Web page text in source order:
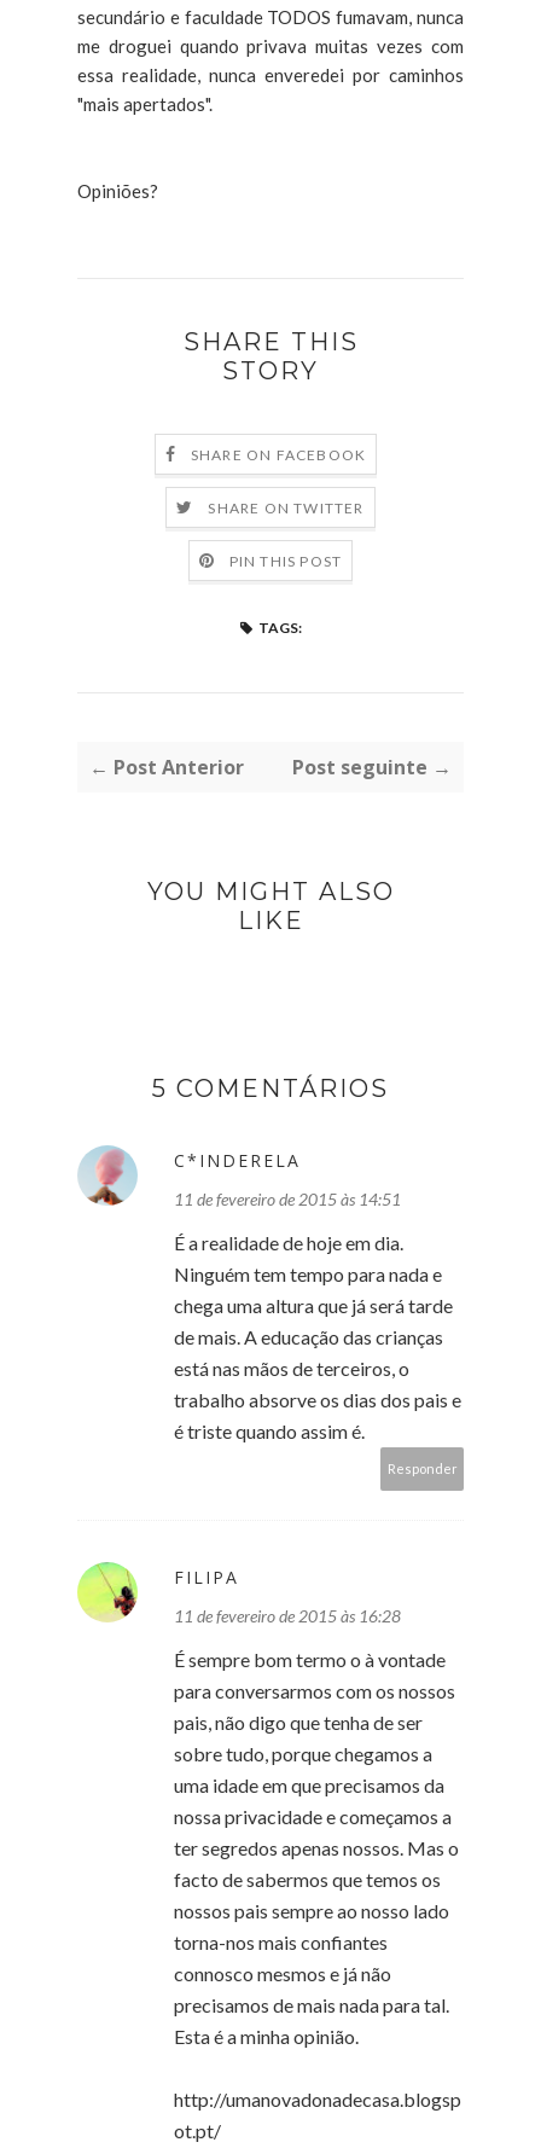
secundário e faculdade TODOS fumavam, nunca
me droguei quando privava muitas vezes com
essa realidade, nunca enveredei por caminhos
"mais apertados".
Opiniões?
SHARE THIS
STORY
SHARE ON FACEBOOK
SHARE ON TWITTER
PIN THIS POST
TAGS:
← Post Anterior Post seguinte →
YOU MIGHT ALSO
LIKE
5 COMENTÁRIOS
C*INDERELA
11 de fevereiro de 2015 às 14:51
É a realidade de hoje em dia.
Ninguém tem tempo para nada e
chega uma altura que já será tarde
de mais. A educação das crianças
está nas mãos de terceiros, o
trabalho absorve os dias dos pais e
é triste quando assim é.
Responder
FILIPA
11 de fevereiro de 2015 às 16:28
É sempre bom termo o à vontade
para conversarmos com os nossos
pais, não digo que tenha de ser
sobre tudo, porque chegamos a
uma idade em que precisamos da
nossa privacidade e começamos a
ter segredos apenas nossos. Mas o
facto de sabermos que temos os
nossos pais sempre ao nosso lado
torna-nos mais confiantes
connosco mesmos e já não
precisamos de mais nada para tal.
Esta é a minha opinião.
http://umanovadonadecasa.blogsp
ot.pt/